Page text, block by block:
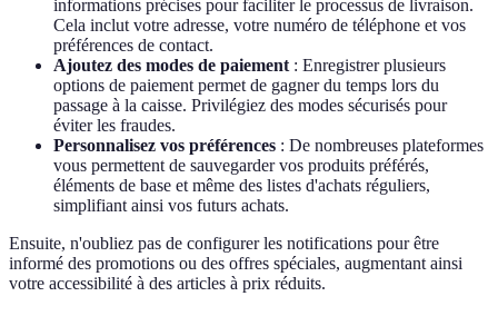
informations précises pour faciliter le processus de livraison.
Cela inclut votre adresse, votre numéro de téléphone et vos
préférences de contact.
Ajoutez des modes de paiement : Enregistrer plusieurs
options de paiement permet de gagner du temps lors du
passage à la caisse. Privilégiez des modes sécurisés pour
éviter les fraudes.
Personnalisez vos préférences : De nombreuses plateformes
vous permettent de sauvegarder vos produits préférés,
éléments de base et même des listes d'achats réguliers,
simplifiant ainsi vos futurs achats.
Ensuite, n'oubliez pas de configurer les notifications pour être
informé des promotions ou des offres spéciales, augmentant ainsi
votre accessibilité à des articles à prix réduits.